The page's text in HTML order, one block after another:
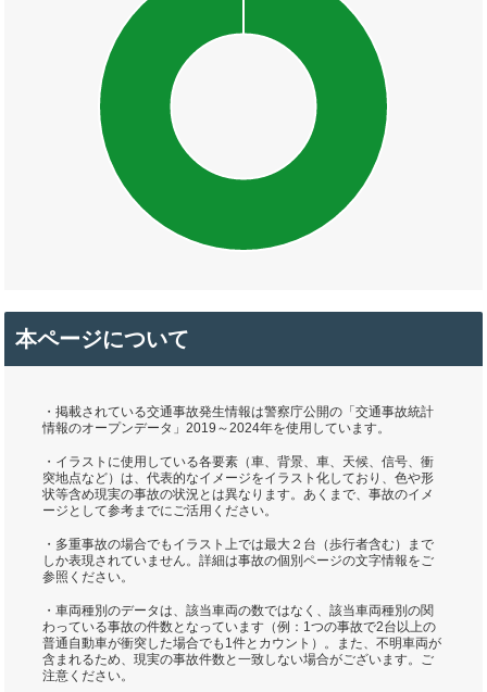
本ページについて
・掲載されている交通事故発生情報は警察庁公開の「交通事故統計
情報のオープンデータ」2019～2024年を使用しています。
・イラストに使用している各要素（車、背景、車、天候、信号、衝
突地点など）は、代表的なイメージをイラスト化しており、色や形
状等含め現実の事故の状況とは異なります。あくまで、事故のイメ
ージとして参考までにご活用ください。
・多重事故の場合でもイラスト上では最大２台（歩行者含む）まで
しか表現されていません。詳細は事故の個別ページの文字情報をご
参照ください。
・車両種別のデータは、該当車両の数ではなく、該当車両種別の関
わっている事故の件数となっています（例：1つの事故で2台以上の
普通自動車が衝突した場合でも1件とカウント）。また、不明車両が
含まれるため、現実の事故件数と一致しない場合がございます。ご
注意ください。